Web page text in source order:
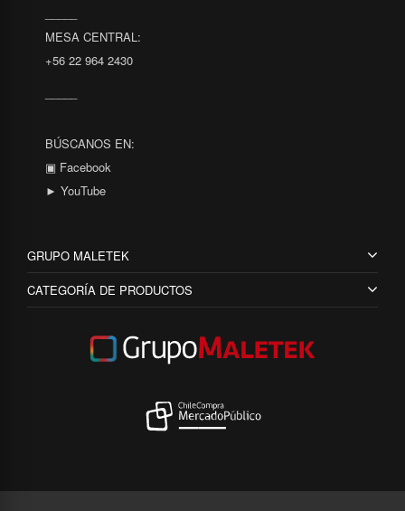
MESA CENTRAL:
+56 22 964 2430
BÚSCANOS EN:
▣ Facebook
► YouTube
GRUPO MALETEK
CATEGORÍA DE PRODUCTOS